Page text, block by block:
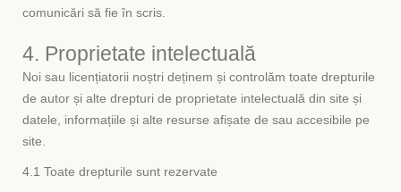
comunicări să fie în scris.
4. Proprietate intelectuală
Noi sau licențiatorii noștri deținem și controlăm toate drepturile
de autor și alte drepturi de proprietate intelectuală din site și
datele, informațiile și alte resurse afișate de sau accesibile pe
site.
4.1 Toate drepturile sunt rezervate